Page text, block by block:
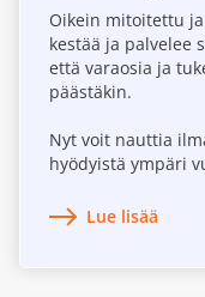
Oikein mitoitettu
kestää ja palvelee
että varaosia ja
päästäkin.
Nyt voit nauttia
hyödyistä ympäri
Lue lisää